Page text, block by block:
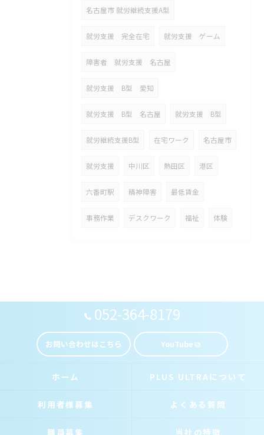
名古屋市 就労継続支援A型
就労支援 完全在宅 就労支援 ゲーム
障害者 就労支援 名古屋
就労支援 B型 愛知
就労支援 B型 名古屋 就労支援 B型
就労継続支援B型 在宅ワーク 名古屋市
就労支援 中川区 熱田区 港区
六番町駅 精神障害 最低賃金
事務作業 デスクワーク 福祉 体験
052-364-8179
お問い合わせはこちら YouTube
ホーム PLUS ULTRAについて
利用者様募集 よくある質問
職員募集 当社の特徴